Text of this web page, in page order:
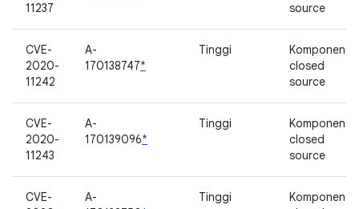
11237
source
CVE-
2020-
11242
A-
170138747*
Tinggi
Komponen
closed
source
CVE-
2020-
11243
A-
170139096*
Tinggi
Komponen
closed
source
CVE-
A-
Tinggi
Komponen